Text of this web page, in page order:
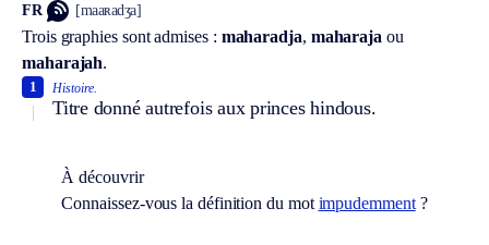
FR [maaʀadʒa]
Trois graphies sont admises : maharadja, maharaja ou
maharajah.
Histoire.
Titre donné autrefois aux princes hindous.
1
À découvrir
Connaissez-vous la définition du mot impudemment?